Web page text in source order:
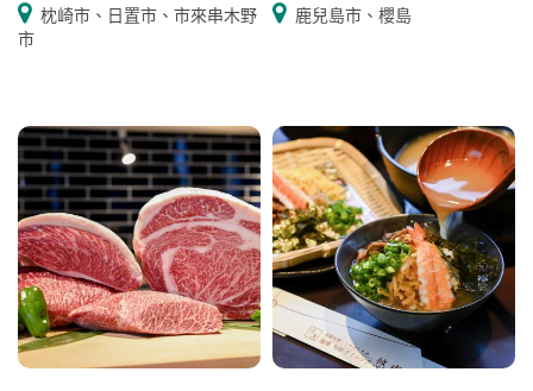
枕崎市、日置市、市來串木野
市
鹿兒島市、櫻島